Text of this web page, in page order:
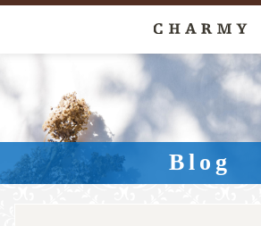
New Arrival
About
Engagement Ring
Blog